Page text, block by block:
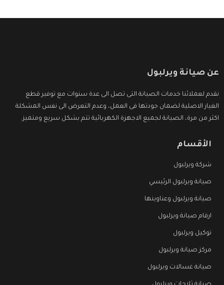
عن صيانة ويرلبول
نقدم لعملائنا خدمات الصيانة التى تصل الى عدة سنوات مع توفير قطع
الغيار الاصلية لضمان جودتها فى العمل، وعدم التعرض الى نفس المشكلة
اكثر من مرة، الصيانة لجميع الاجهزة الكهربائية تتم بشكل سريع ومتميز.
الأقسام
شركة ويرلبول
صيانة ويرلبول الرئيسي
صيانة ويرلبول وعناوينها
ارقام صيانة ويرلبول
توكيل ويرلبول
مركز صيانة ويرلبول
صيانة غسالات ويرلبول